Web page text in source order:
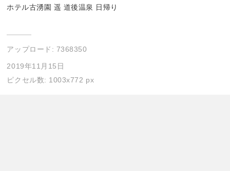
ホテル古湧園 遥 道後温泉 日帰り
アップロード: 7368350
2019年11月15日
ピクセル数: 1003x772 px